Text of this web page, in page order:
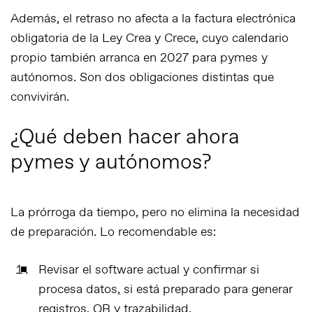
Además, el retraso no afecta a la factura electrónica
obligatoria de la Ley Crea y Crece, cuyo calendario
propio también arranca en 2027 para pymes y
autónomos. Son dos obligaciones distintas que
convivirán.
¿Qué deben hacer ahora
pymes y autónomos?
La prórroga da tiempo, pero no elimina la necesidad
de preparación. Lo recomendable es:
Revisar el software actual y confirmar si
procesa datos, si está preparado para generar